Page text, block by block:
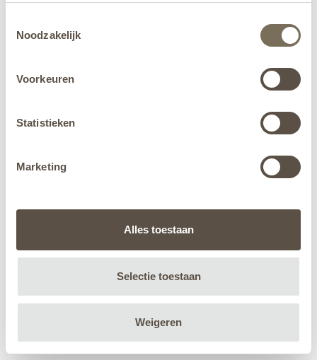
jehier.
Noodzakelijk
Voorkeuren
Statistieken
Marketing
Alles toestaan
Selectie toestaan
Weigeren